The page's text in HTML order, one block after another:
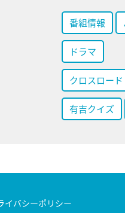
番組情報
ドラマ
クロスロー
有吉クイズ
イバシーポリシー